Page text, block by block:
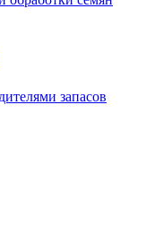
запасов